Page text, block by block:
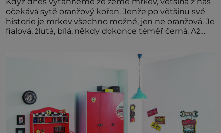
očekává sytě oranžový kořen. Jenže po většinu své
historie je mrkev všechno možné, jen ne oranžová. Je
fialová, žlutá, bílá, někdy dokonce téměř černá. Až
nedokážeme představit. Její příběh je